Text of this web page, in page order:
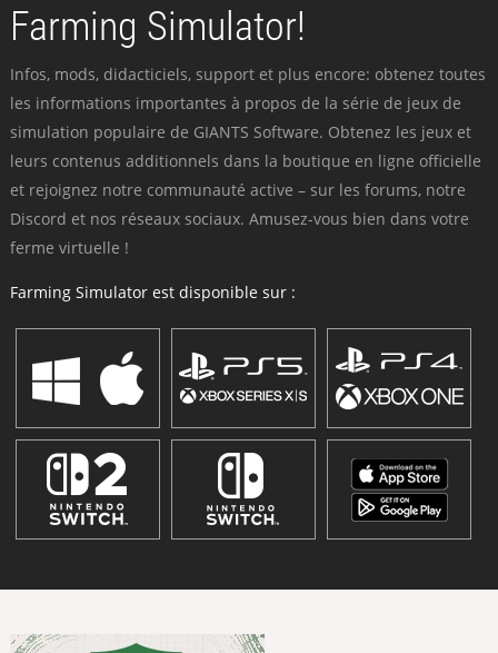
Farming Simulator!
Infos, mods, didacticiels, support et plus encore: obtenez toutes
les informations importantes à propos de la série de jeux de
simulation populaire de GIANTS Software. Obtenez les jeux et
leurs contenus additionnels dans la boutique en ligne officielle
et rejoignez notre communauté active – sur les forums, notre
Discord et nos réseaux sociaux. Amusez-vous bien dans votre
ferme virtuelle !
Farming Simulator est disponible sur :